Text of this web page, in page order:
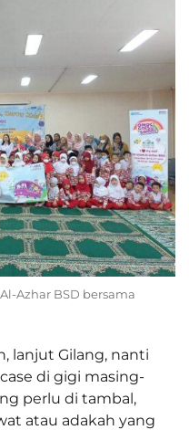
Azhar BSD bersama
lanjut Gilang, nanti
di gigi masing-
perlu di tambal,
atau adakah yang